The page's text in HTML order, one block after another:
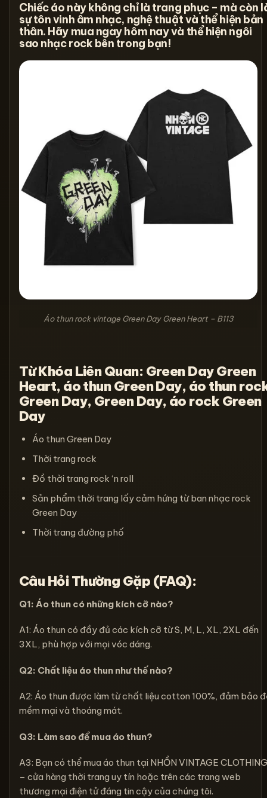
Chiếc áo này không chỉ là trang phục – mà còn
sự tôn vinh âm nhạc, nghệ thuật và thể hiện bản
thân. Hãy mua ngay hôm nay và thể hiện ngôi
sao nhạc rock bên trong bạn!
Áo thun rock vintage Green Day Green Heart – B113
Từ Khóa Liên Quan: Green Day Green
Heart, áo thun Green Day, áo thun
Green Day, Green Day, áo rock Green
Day
Áo thun Green Day
Thời trang rock
Đồ thời trang rock ‘n roll
Sản phẩm thời trang lấy cảm hứng từ ban nhạc rock
Green Day
Thời trang đường phố
Câu Hỏi Thường Gặp (FAQ):
Q1: Áo thun có những kích cỡ nào?
A1: Áo thun có đầy đủ các kích cỡ từ S, M, L, XL, 2XL đến
3XL, phù hợp với mọi vóc dáng.
Q2: Chất liệu áo thun như thế nào?
A2: Áo thun được làm từ chất liệu cotton 100%, đảm bảo
mềm mại và thoáng mát.
Q3: Làm sao để mua áo thun?
A3: Bạn có thể mua áo thun tại NHỒN VINTAGE CLOTHING
– cửa hàng thời trang uy tín hoặc trên các trang web
thương mại điện tử đáng tin cậy của chúng tôi.